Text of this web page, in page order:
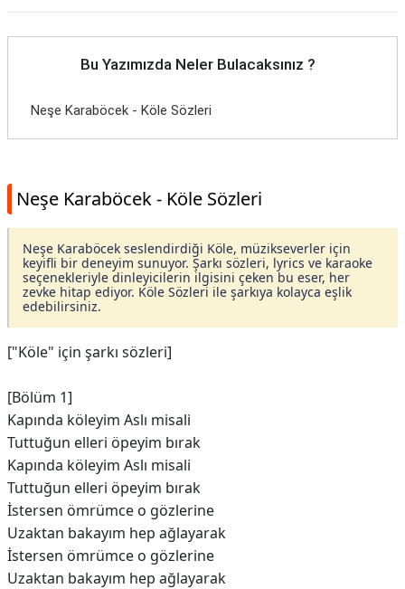
Bu Yazımızda Neler Bulacaksınız ?
Neşe Karaböcek - Köle Sözleri
Neşe Karaböcek - Köle Sözleri
Neşe Karaböcek seslendirdiği Köle, müzikseverler için
keyifli bir deneyim sunuyor. Şarkı sözleri, lyrics ve karaoke
seçenekleriyle dinleyicilerin ilgisini çeken bu eser, her
zevke hitap ediyor. Köle Sözleri ile şarkıya kolayca eşlik
edebilirsiniz.
["Köle" için şarkı sözleri]
[Bölüm 1]
Kapında köleyim Aslı misali
Tuttuğun elleri öpeyim bırak
Kapında köleyim Aslı misali
Tuttuğun elleri öpeyim bırak
İstersen ömrümce o gözlerine
Uzaktan bakayım hep ağlayarak
İstersen ömrümce o gözlerine
Uzaktan bakayım hep ağlayarak